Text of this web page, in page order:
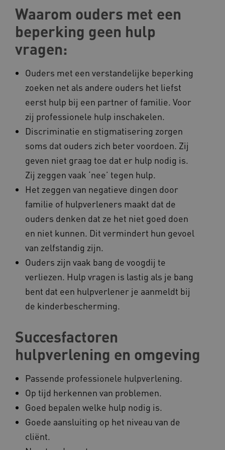
Waarom ouders met een
beperking geen hulp
vragen:
Ouders met een verstandelijke beperking
zoeken net als andere ouders het liefst
eerst hulp bij een partner of familie. Voor
zij professionele hulp inschakelen.
Discriminatie en stigmatisering zorgen
soms dat ouders zich beter voordoen. Zij
geven niet graag toe dat er hulp nodig is.
Zij zeggen vaak ‘nee’ tegen hulp.
Het zeggen van negatieve dingen door
familie of hulpverleners maakt dat de
ouders denken dat ze het niet goed doen
en niet kunnen. Dit vermindert hun gevoel
van zelfstandig zijn.
Ouders zijn vaak bang de voogdij te
verliezen. Hulp vragen is lastig als je bang
bent dat een hulpverlener je aanmeldt bij
de kinderbescherming.
Succesfactoren
hulpverlening en omgeving
Passende professionele hulpverlening.
Op tijd herkennen van problemen.
Goed bepalen welke hulp nodig is.
Goede aansluiting op het niveau van de
cliënt.
__cf_bm
Cloudflare Inc.
ARRAffinity
Microsoft Corporation
.www.kennispleingehandicaptensector.nl
CookieScriptConsent
Amazon.com Inc.
AWSALBCORS
Amazon.com Inc.
a594.kennispleingehandicaptensector.nl
Google Privacy Policy